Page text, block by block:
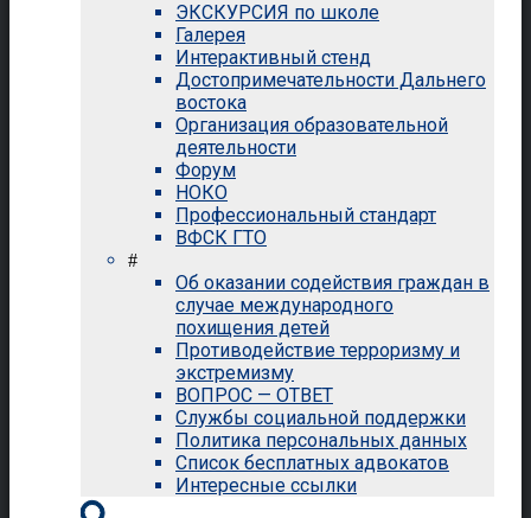
ЭКСКУРСИЯ по школе
Галерея
Интерактивный стенд
Достопримечательности Дальнего
востока
Организация образовательной
деятельности
Форум
НОКО
Профессиональный стандарт
ВФСК ГТО
#
Об оказании содействия граждан в
случае международного
похищения детей
Противодействие терроризму и
экстремизму
ВОПРОС — ОТВЕТ
Службы социальной поддержки
Политика персональных данных
Список бесплатных адвокатов
Интересные ссылки